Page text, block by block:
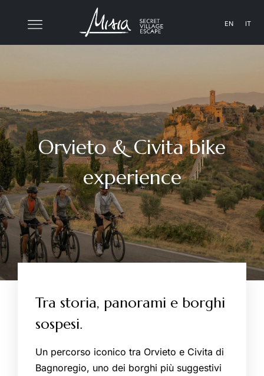
EN IT
Orvieto & Civita bike
experience
Tra storia, panorami e borghi
sospesi.
Un percorso iconico tra Orvieto e Civita di
Bagnoregio, uno dei borghi più suggestivi